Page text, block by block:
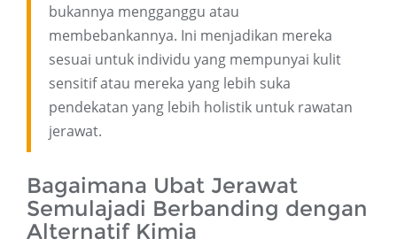
bukannya mengganggu atau
membebankannya. Ini menjadikan mereka
sesuai untuk individu yang mempunyai kulit
sensitif atau mereka yang lebih suka
pendekatan yang lebih holistik untuk rawatan
jerawat.
Bagaimana Ubat Jerawat
Semulajadi Berbanding dengan
Alternatif Kimia